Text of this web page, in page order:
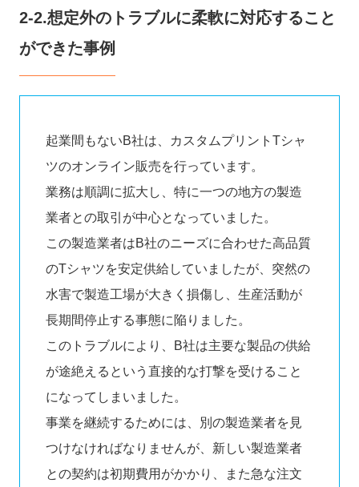
2-2.想定外のトラブルに柔軟に対応すること
ができた事例
起業間もないB社は、カスタムプリントTシャ
ツのオンライン販売を行っています。
業務は順調に拡大し、特に一つの地方の製造
業者との取引が中心となっていました。
この製造業者はB社のニーズに合わせた高品質
のTシャツを安定供給していましたが、突然の
水害で製造工場が大きく損傷し、生産活動が
長期間停止する事態に陥りました。
このトラブルにより、B社は主要な製品の供給
が途絶えるという直接的な打撃を受けること
になってしまいました。
事業を継続するためには、別の製造業者を見
つけなければなりませんが、新しい製造業者
との契約は初期費用がかかり、また急な注文